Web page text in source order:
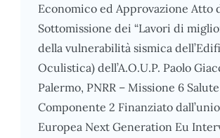
Economico ed Approvazione Atto
Sottomissione dei “Lavori di
della vulnerabilità sismica
Oculistica) dell’A.O.U.P. Paolo
Palermo, PNRR – Missione 6 Salute
Componente 2 Finanziato
Europea Next Generation Eu